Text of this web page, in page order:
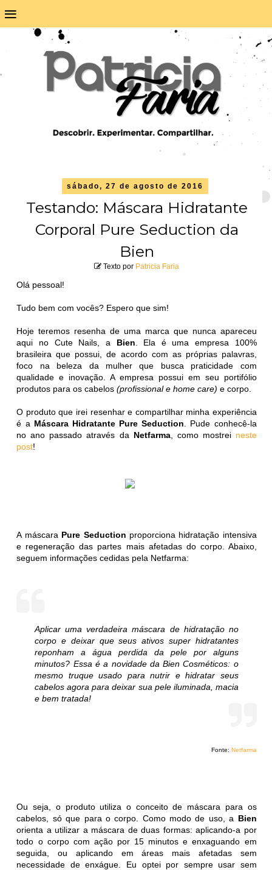
≡
sábado, 27 de agosto de 2016
Testando: Máscara Hidratante
Corporal Pure Seduction da
Bien
Texto por Patricia Faria
Olá pessoal!
Tudo bem com vocês? Espero que sim!
Hoje teremos resenha de uma marca que nunca apareceu
aqui no Cute Nails, a Bien . Ela é uma empresa 100%
brasileira que possui, de acordo com as próprias palavras,
foco na beleza da mulher que busca praticidade com
qualidade e inovação. A empresa possui em seu portifólio
produtos para os cabelos(profissional e home care)e corpo.
O produto que irei resenhar e compartilhar minha experiência
é a Máscara Hidratante Pure Seduction . Pude conhecê-la
no ano passado através da Netfarma, como mostrei neste
post!
A máscara Pure Seduction proporciona hidratação intensiva
e regeneração das partes mais afetadas do corpo. Abaixo,
seguem informações cedidas pela Netfarma:
Aplicar uma verdadeira máscara de hidratação no
corpo e deixar que seus ativos super hidratantes
reponham a água perdida da pele por alguns
minutos? Essa é a novidade da Bien Cosméticos: o
mesmo truque usado para nutrir e hidratar seus
cabelos agora para deixar sua pele iluminada, macia
e bem tratada!
Fonte: Netfarma
Ou seja, o produto utiliza o conceito de máscara para os
cabelos, só que para o corpo. Como modo de uso, a Bien
orienta a utilizar a máscara de duas formas: aplicando-a por
todo o corpo com ação por 15 minutos e enxaguando em
seguida, ou aplicando em áreas mais afetadas sem
necessidade de enxágue. Eu optei por sempre usar sem